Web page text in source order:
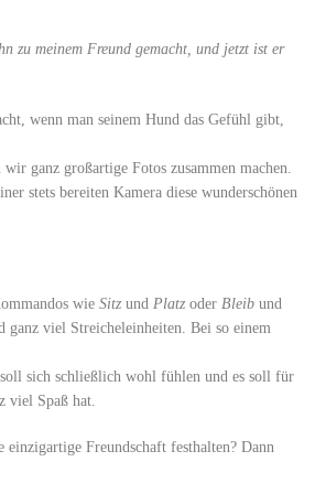
zu meinem Freund gemacht, und jetzt ist er
wenn man seinem Hund das Gefühl gibt,
ganz großartige Fotos zusammen machen.
stets bereiten Kamera diese wunderschönen
wieSitz undPlatz oderBleib und
ganz viel Streicheleinheiten. Bei so einem
sich schließlich wohl fühlen und es soll für
viel Spaß hat.
Freundschaft festhalten? Dann